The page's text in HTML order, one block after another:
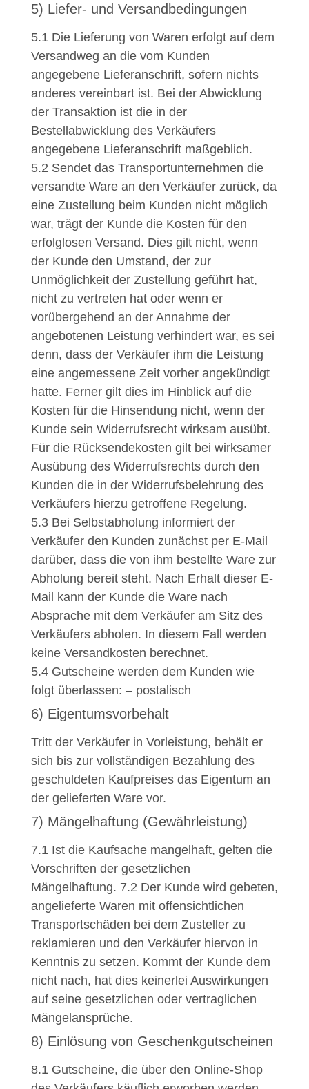
5) Liefer- und Versandbedingungen
5.1 Die Lieferung von Waren erfolgt auf dem
Versandweg an die vom Kunden
angegebene Lieferanschrift, sofern nichts
anderes vereinbart ist. Bei der Abwicklung
der Transaktion ist die in der
Bestellabwicklung des Verkäufers
angegebene Lieferanschrift maßgeblich.
5.2 Sendet das Transportunternehmen die
versandte Ware an den Verkäufer zurück, da
eine Zustellung beim Kunden nicht möglich
war, trägt der Kunde die Kosten für den
erfolglosen Versand. Dies gilt nicht, wenn
der Kunde den Umstand, der zur
Unmöglichkeit der Zustellung geführt hat,
nicht zu vertreten hat oder wenn er
vorübergehend an der Annahme der
angebotenen Leistung verhindert war, es sei
denn, dass der Verkäufer ihm die Leistung
eine angemessene Zeit vorher angekündigt
hatte. Ferner gilt dies im Hinblick auf die
Kosten für die Hinsendung nicht, wenn der
Kunde sein Widerrufsrecht wirksam ausübt.
Für die Rücksendekosten gilt bei wirksamer
Ausübung des Widerrufsrechts durch den
Kunden die in der Widerrufsbelehrung des
Verkäufers hierzu getroffene Regelung.
5.3Bei Selbstabholung informiert der
Verkäufer den Kunden zunächst per E-Mail
darüber, dass die von ihm bestellte Ware zur
Abholung bereit steht. Nach Erhalt dieser E-
Mail kann der Kunde die Ware nach
Absprache mit dem Verkäufer am Sitz des
Verkäufers abholen. In diesem Fall werden
keine Versandkosten berechnet.
5.4Gutscheine werden dem Kunden wie
folgt überlassen: – postalisch
6) Eigentumsvorbehalt
Tritt der Verkäufer in Vorleistung, behält er
sich bis zur vollständigen Bezahlung des
geschuldeten Kaufpreises das Eigentum an
der gelieferten Ware vor.
7) Mängelhaftung (Gewährleistung)
7.1 Ist die Kaufsache mangelhaft, gelten die
Vorschriften der gesetzlichen
Mängelhaftung. 7.2 Der Kunde wird gebeten,
angelieferte Waren mit offensichtlichen
Transportschäden bei dem Zusteller zu
reklamieren und den Verkäufer hiervon in
Kenntnis zu setzen. Kommt der Kunde dem
nicht nach, hat dies keinerlei Auswirkungen
auf seine gesetzlichen oder vertraglichen
Mängelansprüche.
8) Einlösung von Geschenkgutscheinen
8.1 Gutscheine, die über den Online-Shop